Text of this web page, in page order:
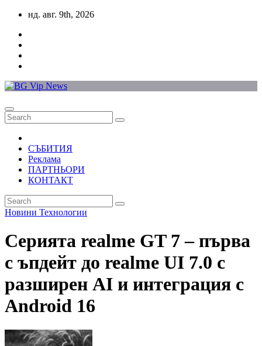
Skip
content
нд. авг. 9th, 2026
СЪБИТИЯ
Реклама
ПАРТНЬОРИ
КОНТАКТ
Новини Технологии
Серията realme GT 7 – първа
с ъпдейт до realme UI 7.0 с
разширен AI и интеграция с
Android 16